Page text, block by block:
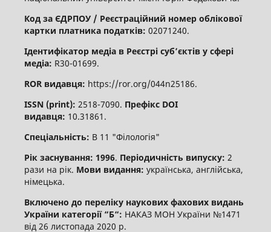
Код за ЄДРПОУ / Реєстраційний номер облікової
картки платника податків: 02071240.
Ідентифікатор медіа в Реєстрі суб’єктів у сфері
медіа: R30-01699.
ROR видавця: https://ror.org/044n25186.
ISSN (print): 2518-7090. Префікс DOI
видавця: 10.31861.
Спеціальність: В 11 "Філологія"
Рік заснування: 1996. Періодичність випуску: 2
рази на рік. Мови видання: українська, англійська,
німецька.
Включено до переліку наукових фахових видань
України категорії “Б“: НАКАЗ МОН України №1471
від 26 листопада 2020 р.